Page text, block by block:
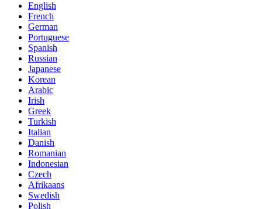
English
French
German
Portuguese
Spanish
Russian
Japanese
Korean
Arabic
Irish
Greek
Turkish
Italian
Danish
Romanian
Indonesian
Czech
Afrikaans
Swedish
Polish